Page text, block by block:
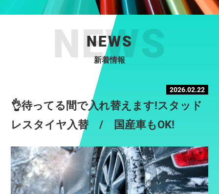
NEWS
新着情報
2026.02.22
👌待ってる間で入れ替えます!スタッド
レスタイヤ入替 / 国産車もOK!